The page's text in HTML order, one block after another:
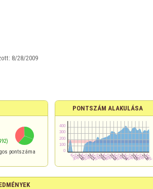
8/28/2009
pontszáma
PONTSZÁM ALAKULÁSA